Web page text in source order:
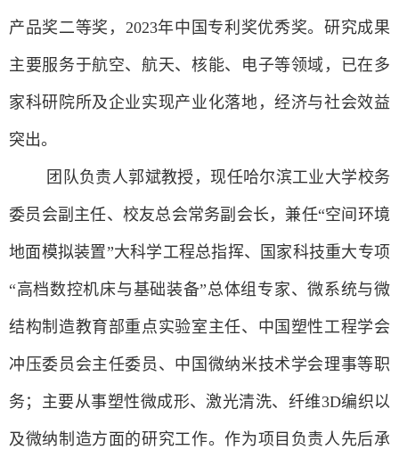
产品奖二等奖， 2023年中国专利奖优秀奖。研究成果
主要服务于航空、航天、核能、电子等领域，已在多
家科研院所及企业实现产业化落地，经济与社会效益
突出。
团队负责人郭斌教授，现任哈尔滨工业大学校务
委员会副主任、校友总会常务副会长，兼任“空间环境
地面模拟装置”大科学工程总指挥、国家科技重大专项
“高档数控机床与基础装备”总体组专家、微系统与微
结构制造教育部重点实验室主任、中国塑性工程学会
冲压委员会主任委员、中国微纳米技术学会理事等职
务；主要从事塑性微成形、激光清洗、纤维3D编织以
及微纳制造方面的研究工作。作为项目负责人先后承